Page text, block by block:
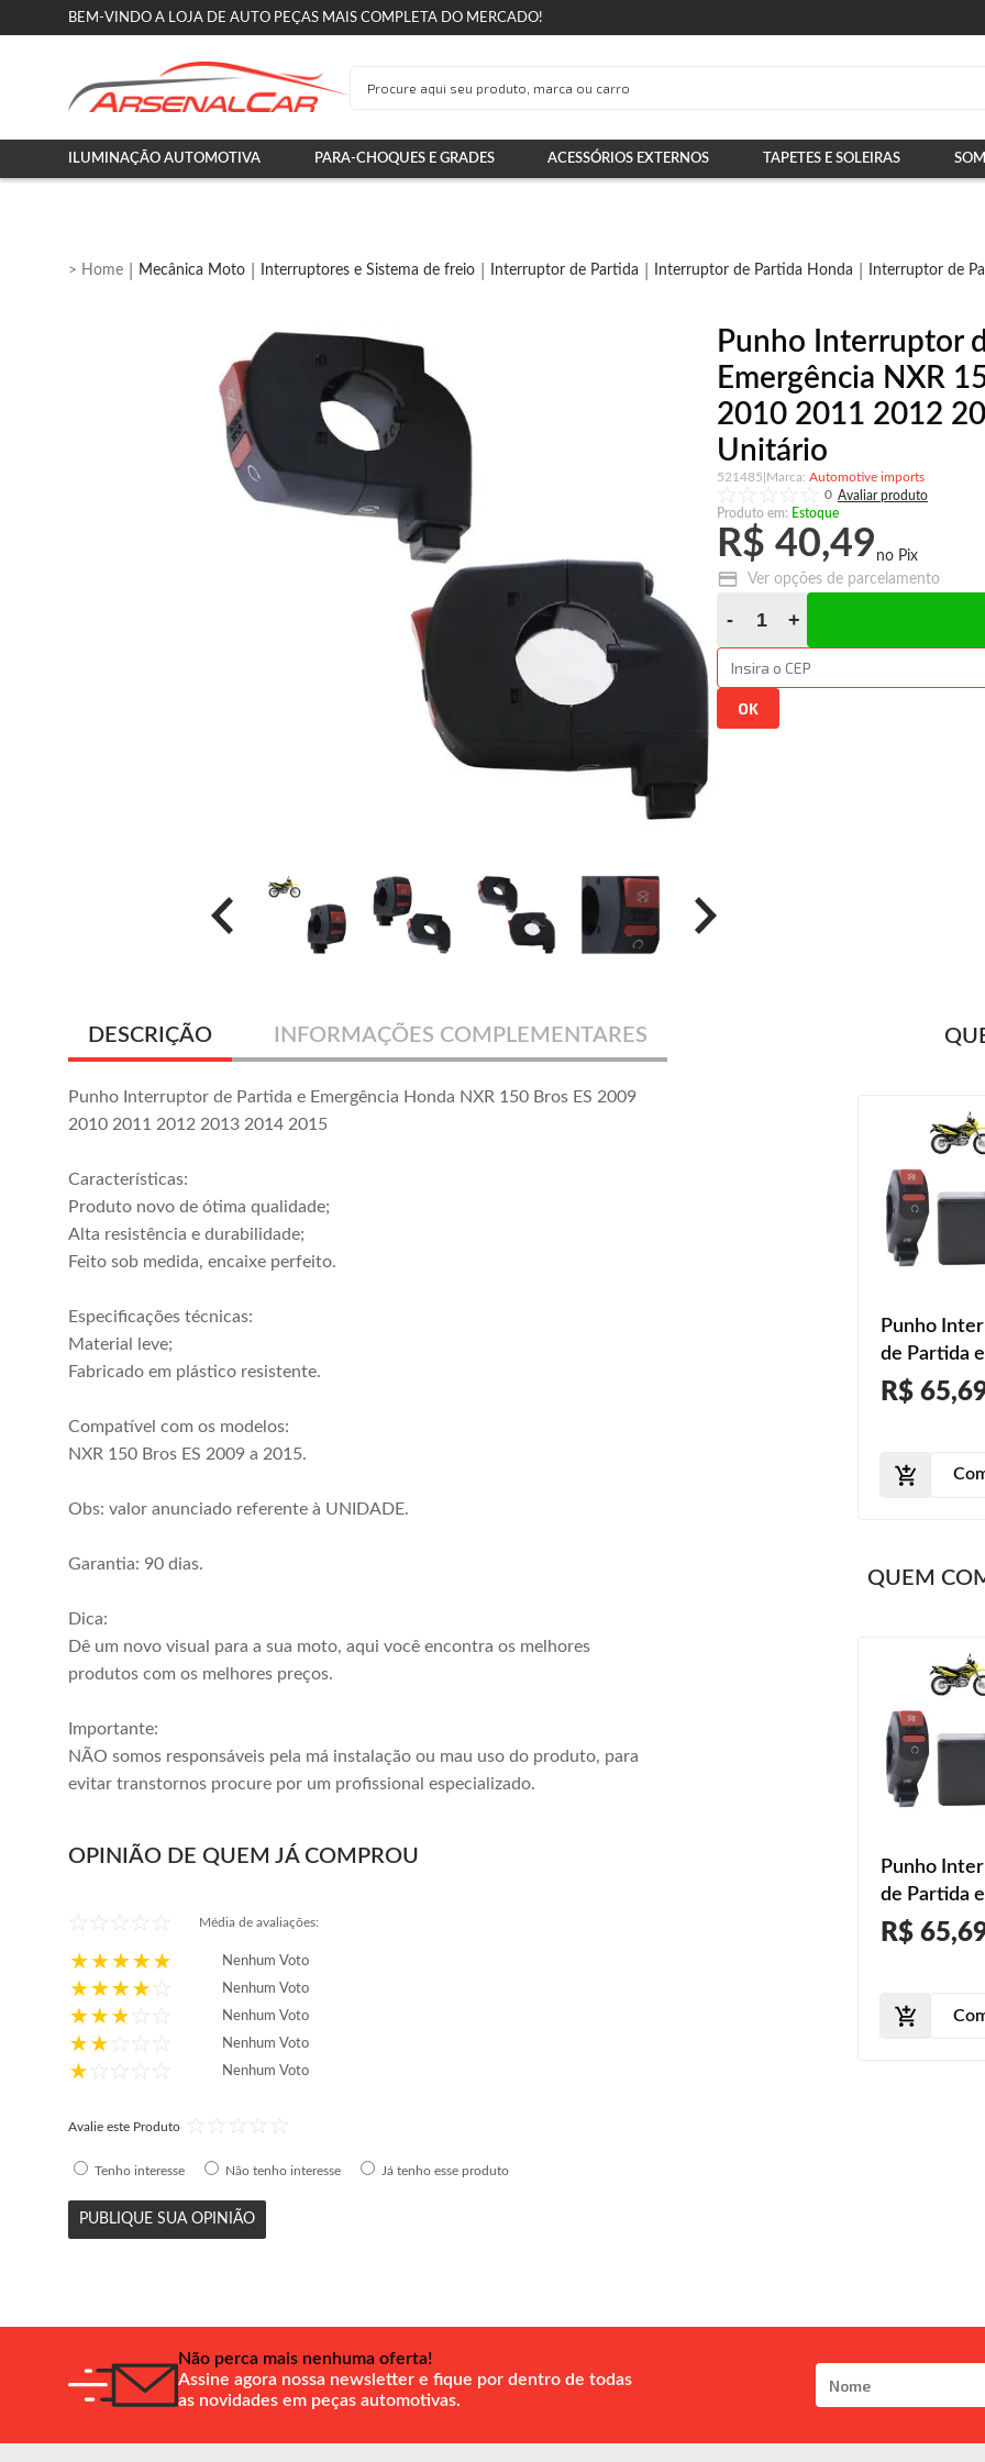
BEM-VINDO A LOJA DE AUTO PEÇAS MAIS COMPLETA DO MERCADO!
ILUMINAÇÃO AUTOMOTIVA PARA-CHOQUES E GRADES ACESSÓRIOS EXTERNOS TAPETES E SOLEIRAS
Mecânica Moto Interruptores e Sistema de freio Interruptor de Partida Interruptor de Partida Honda Interruptor de
Punho Interruptor
Emergência NXR
2010 2011 2012
Unitário
521485
Automotive imports
0
Produto em: Estoque
R$ 40,49
Ver opções de parcelamento
DESCRIÇÃO INFORMAÇÕES COMPLEMENTARES
Punho Interruptor de Partida e Emergência Honda NXR 150 Bros ES 2009
2010 2011 2012 2013 2014 2015
Características:
Produto novo de ótima qualidade;
Alta resistência e durabilidade;
Feito sob medida, encaixe perfeito.
Especificações técnicas:
Material leve;
Fabricado em plástico resistente.
Compatível com os modelos:
NXR 150 Bros ES 2009 a 2015.
Obs: valor anunciado referente à UNIDADE.
Garantia: 90 dias.
Dica:
Dê um novo visual para a sua moto, aqui você encontra os melhores
produtos com os melhores preços.
Importante:
NÃO somos responsáveis pela má instalação ou mau uso do produto, para
evitar transtornos procure por um profissional especializado.
OPINIÃO DE QUEM JÁ COMPROU
Média de avaliações:
Nenhum Voto
Nenhum Voto
Nenhum Voto
Nenhum Voto
Nenhum Voto
Avalie este Produto
Tenho interesse Não tenho interesse Já tenho esse produto
PUBLIQUE SUA OPINIÃO
Punho
de Partida e
Emergência
150 Bros
2012 2013
2015
R$
QUEM
Punho
de Partida e
Emergência
150 Bros
2012 2013
2015
R$
Não perca mais nenhuma oferta!
Assine agora nossa newsletter e fique por dentro de todas
as novidades em peças automotivas.